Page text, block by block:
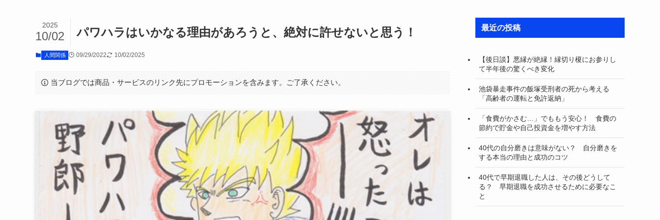
パワハラはいかなる理由があろうと、絶対に許せないと思う！
2025
10/02
人間関係 09/29/2022 10/02/2025
当ブログでは商品・サービスのリンク先にプロモーションを含みます。ご了承ください。
最近の投稿
【後日談】悪縁が絶縁！縁切り榎にお参りし
て半年後の驚くべき変化
池袋暴走事件の飯塚受刑者の死から考える
「高齢者の運転と免許返納」
「食費がかさむ…」でももう安心！ 食費の
節約で貯金や自己投資金を増やす方法
40代の自分磨きは意味がない？ 自分磨きを
する本当の理由と成功のコツ
40代で早期退職した人は、その後どうして
る？ 早期退職を成功させるために必要なこ
と